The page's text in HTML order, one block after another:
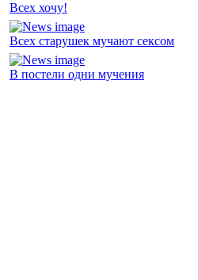
Всех хочу!
Всех старушек мучают сексом
В постели одни мучения